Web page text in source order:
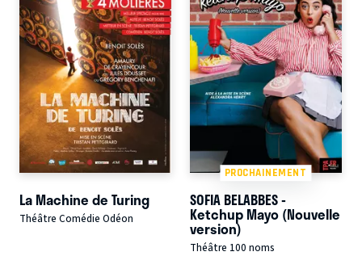
La Machine de Turing
Théâtre Comédie Odéon
PROCHAINEMENT
SOFIA BELABBES -
Ketchup Mayo (Nouvelle
version)
Théâtre 100 noms